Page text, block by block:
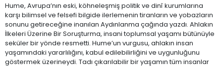
Hume, Avrupa’nın eski, köhneleşmiş politik ve dinî kurumlarına
karşı bilimsel ve felsefi bilgide ilerlemenin tiranların ve yobazların
sonunu getireceğine inanılan Aydınlanma çağında yazdı. Ahlakın
İlkeleri Üzerine Bir Soruşturma, insani toplumsal yaşamı bütünüyle
seküler bir yönde resmetti. Hume’un vurgusu, ahlakın insan
yaşamındaki yararlılığını, kabul edilebilirliğini ve uygunluğunu
göstermek üzerineydi. Tadı çıkarılabilir bir yaşamın tüm insanlar